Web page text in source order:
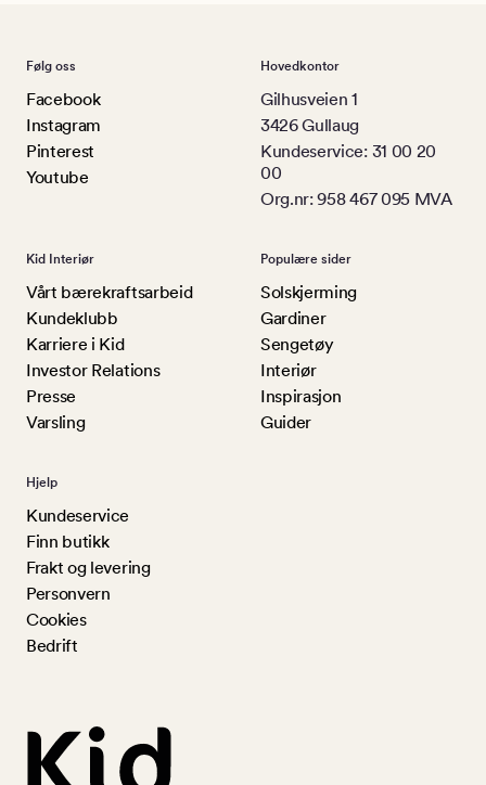
Følg oss
Facebook
Instagram
Pinterest
Youtube
Hovedkontor
Gilhusveien 1
3426 Gullaug
Kundeservice: 31 00 20
00
Org.nr: 958 467 095 MVA
Kid Interiør
Vårt bærekraftsarbeid
Kundeklubb
Karriere i Kid
Investor Relations
Presse
Varsling
Populære sider
Solskjerming
Gardiner
Sengetøy
Interiør
Inspirasjon
Guider
Hjelp
Kundeservice
Finn butikk
Frakt og levering
Personvern
Cookies
Bedrift